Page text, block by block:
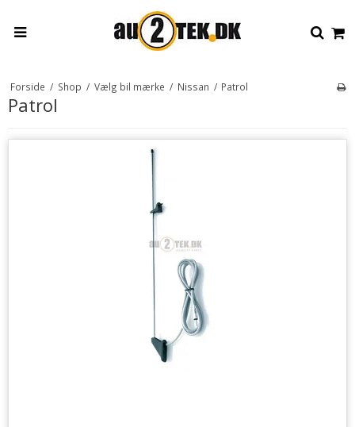
Forside / Shop / Vælg bil mærke / Nissan / Patrol
Patrol